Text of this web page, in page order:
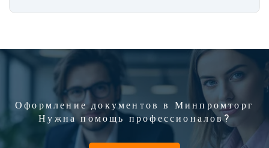
Оформление документов в Минпромторг
Нужна помощь профессионалов?